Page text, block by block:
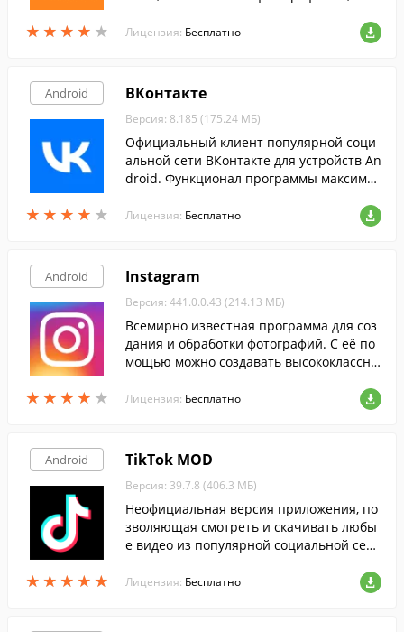
★ ★ ★ ★ ★
★ ★ ★ ★ ★
ществлять бесплатные звонки через ин
Лицензия: Бесплатно
Android
★ ★ ★ ★ ★
★ ★ ★ ★ ★
ВКонтакте
Версия: 8.185 (175.24 МБ)
Официальный клиент популярной соци
альной сети ВКонтакте для устройств An
droid. Функционал программы максимал
Лицензия: Бесплатно
Android
★ ★ ★ ★ ★
★ ★ ★ ★ ★
Instagram
Версия: 441.0.0.43 (214.13 МБ)
Всемирно известная программа для соз
дания и обработки фотографий. С её по
мощью можно создавать высококлассны
е количество бесплатных фильтров и эф
Лицензия: Бесплатно
Android
★ ★ ★ ★ ★
★ ★ ★ ★ ★
TikTok MOD
Версия: 39.7.8 (406.3 МБ)
Неофициальная версия приложения, по
зволяющая смотреть и скачивать любы
е видео из популярной социальной сет
ы.
Лицензия: Бесплатно